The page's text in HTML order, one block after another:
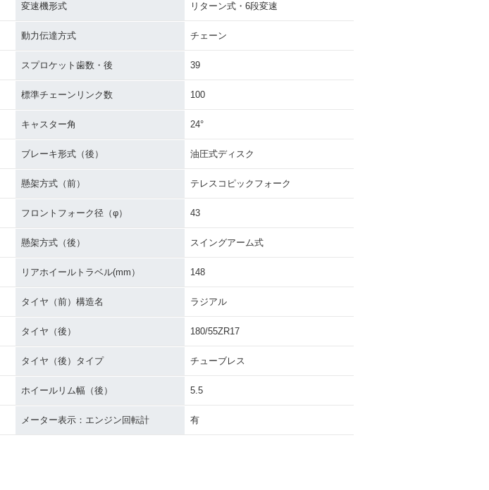
変速機形式 リターン式・6段変速
動力伝達方式 チェーン
スプロケット歯数・後 39
標準チェーンリンク数 100
キャスター角 24°
ブレーキ形式（後） 油圧式ディスク
懸架方式（前） テレスコピックフォーク
フロントフォーク径（φ） 43
懸架方式（後） スイングアーム式
リアホイールトラベル(mm） 148
タイヤ（前）構造名 ラジアル
タイヤ（後） 180/55ZR17
タイヤ（後）タイプ チューブレス
ホイールリム幅（後） 5.5
メーター表示：エンジン回転計 有